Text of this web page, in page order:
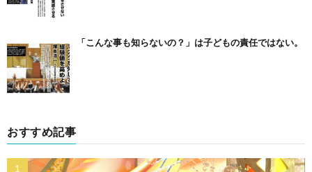
「こんな事も知らないの？」は子どもの責任ではない。
おすすめ記事